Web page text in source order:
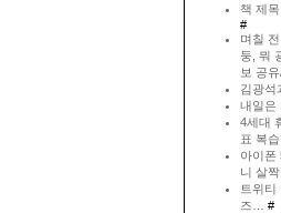
책 제
#
며칠
둥, 뭐
보 공
김광석
내일은
4세대
표 복
아이폰
니 살
트위
즈… #